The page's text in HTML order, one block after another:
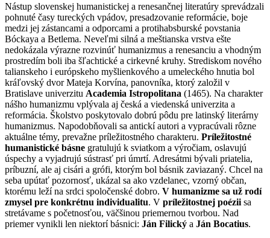
Nástup slovenskej humanistickej a renesančnej literatúry sprevádzali
pohnuté časy tureckých vpádov, presadzovanie reformácie, boje
medzi jej zástancami a odporcami a protihabsburské povstania
Bóckaya a Betlema. Neveľmi silná a meštianska vrstva ešte
nedokázala výrazne rozvinúť humanizmus a renesanciu a vhodným
prostredím boli iba šľachtické a cirkevné kruhy. Strediskom nového
talianskeho i európskeho myšlienkového a umeleckého hnutia bol
kráľovský dvor Mateja Korvína, panovníka, ktorý založil v
Bratislave univerzitu Academia Istropolitana (1465). Na charakter
nášho humanizmu vplývala aj česká a viedenská univerzita a
reformácia. Školstvo poskytovalo dobrú pôdu pre latinský literárny
humanizmus. Napodobňovali sa antickí autori a vypracúvali rôzne
aktuálne témy, prevažne príležitostného charakteru. Príležitostné
humanistické básne gratulujú k sviatkom a výročiam, oslavujú
úspechy a vyjadrujú sústrasť pri úmrtí. Adresátmi bývali priatelia,
príbuzní, ale aj cisári a grófi, ktorým bol básnik zaviazaný. Chcel na
seba upútať pozornosť, ukázal sa ako vzdelanec, vzorný občan,
ktorému leží na srdci spoločenské dobro. V humanizme sa už rodí
zmysel pre konkrétnu individualitu. V príležitostnej poézii sa
stretávame s početnosťou, väčšinou priemernou tvorbou. Nad
priemer vynikli len niektorí básnici: Ján Filický a Ján Bocatius.